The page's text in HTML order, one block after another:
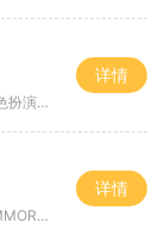
《传奇世界70铁血魔城》是一款经典的角色扮演游戏。游戏具备丰富多样的玩法和精彩刺激的剧情，让玩家们沉浸其中探索职业技能、战斗系统以及PVP竞技场等内容。本文将详细介绍该游
详情
传奇世界手游是一款备受玩家喜爱的经典MMORPG手游，近日该游戏迎来了全新的最新区开放，为广大玩家带来了更多的游戏内容和全新的游戏体验。我们将为大家详细介绍传奇世界手游最
详情